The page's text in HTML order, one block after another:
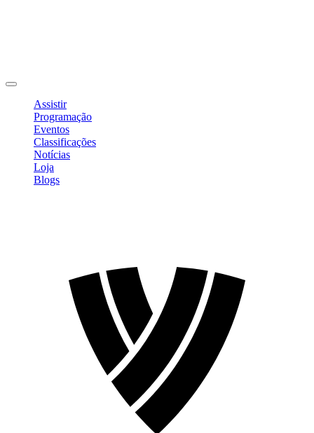
Assistir
Programação
Eventos
Classificações
Notícias
Loja
Blogs